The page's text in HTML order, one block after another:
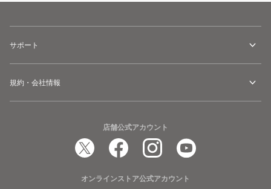
サポート
規約・会社情報
店舗公式アカウント
オンラインストア公式アカウント